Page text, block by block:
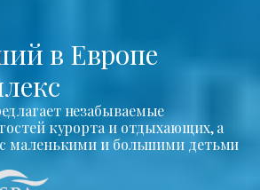
в Европе
незабываемые
курорта и отдыхающих, а
маленькими и большими детьми